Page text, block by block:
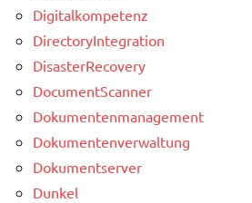
Digitalkompetenz
DirectoryIntegration
DisasterRecovery
DocumentScanner
Dokumentenmanagement
Dokumentenverwaltung
Dokumentserver
Dunkel